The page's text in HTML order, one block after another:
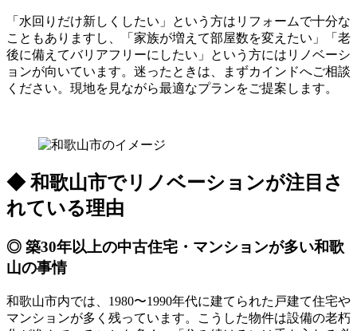
「水回りだけ新しくしたい」という方はリフォームで十分な
こともありますし、「家族が増えて部屋数を変えたい」「老
後に備えてバリアフリーにしたい」という方にはリノベーシ
ョンが向いています。迷ったときは、まずカインドへご相談
ください。現地を見ながら最適なプランをご提案します。
◆ 和歌山市でリノベーションが注目さ
れている理由
◎ 築30年以上の中古住宅・マンションが多い和歌
山の事情
和歌山市内では、1980〜1990年代に建てられた戸建て住宅や
マンションが多く残っています。こうした物件は設備の老朽